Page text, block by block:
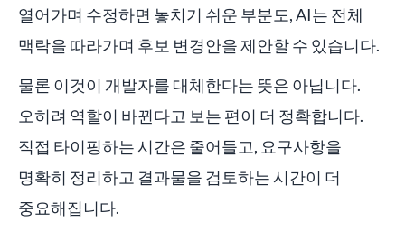
열어가며 수정하면 놓치기 쉬운 부분도, AI는 전체
맥락을 따라가며 후보 변경안을 제안할 수 있습니다.
물론 이것이 개발자를 대체한다는 뜻은 아닙니다.
오히려 역할이 바뀐다고 보는 편이 더 정확합니다.
직접 타이핑하는 시간은 줄어들고, 요구사항을
명확히 정리하고 결과물을 검토하는 시간이 더
중요해집니다.